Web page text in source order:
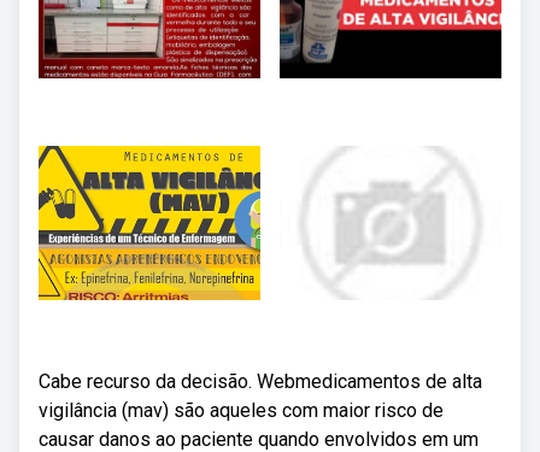
Cabe recurso da decisão. Webmedicamentos de alta
vigilância (mav) são aqueles com maior risco de
causar danos ao paciente quando envolvidos em um